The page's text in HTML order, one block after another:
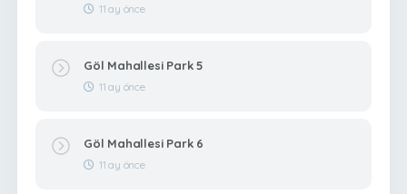
11 ay önce
Göl Mahallesi Park 5
11 ay önce
Göl Mahallesi Park 6
11 ay önce